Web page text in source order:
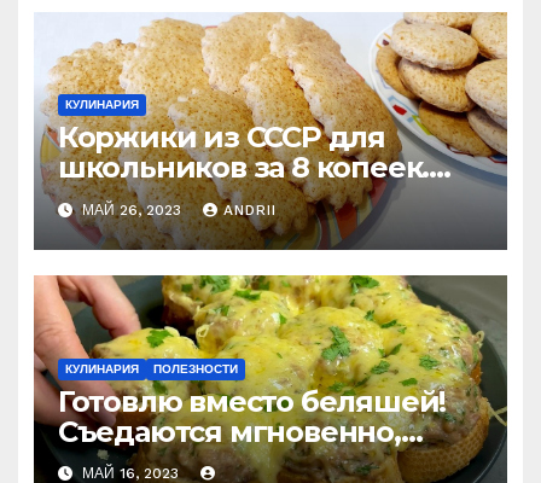
КУЛИНАРИЯ
Коржики из СССР для
школьников за 8 копеек.
Рецепт моего счастливого
детства
МАЙ 26, 2023 ANDRII
КУЛИНАРИЯ ПОЛЕЗНОСТИ
Готовлю вместо беляшей!
Съедаются мгновенно,
даже остыть не успеют!
МАЙ 16, 2023